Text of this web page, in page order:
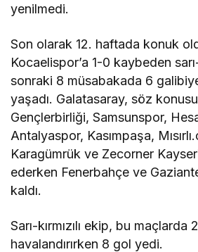
yenilmedi.
Son olarak 12. haftada konuk
Kocaelispor’a 1-0 kaybeden sarı-
sonraki 8 müsabakada 6
yaşadı. Galatasaray, söz
Gençlerbirliği, Samsunspor,
Antalyaspor, Kasımpaşa,
Karagümrük ve Zecorner
ederken Fenerbahçe ve
kaldı.
Sarı-kırmızılı ekip, bu
havalandırırken 8 gol yedi.